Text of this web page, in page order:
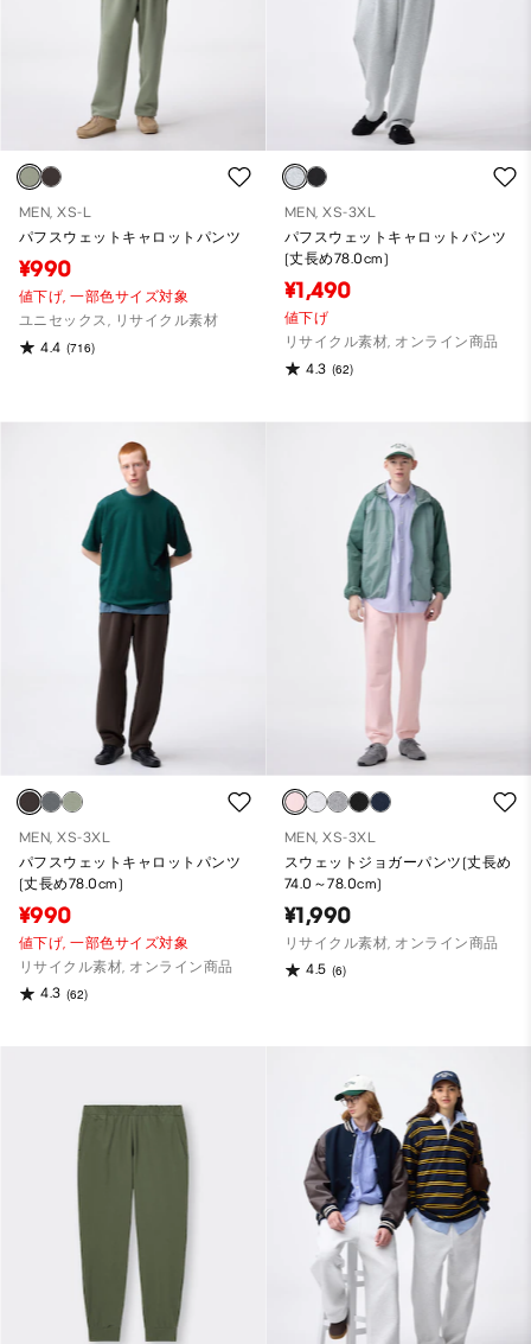
MEN, XS-L
パフスウェットキャロットパンツ
¥990
値下げ,一部色サイズ対象
ユニセックス, リサイクル素材
4.4 (716)
MEN, XS-3XL
パフスウェットキャロットパンツ
(丈長め78.0cm)
¥1,490
値下げ
リサイクル素材, オンライン商品
4.3 (62)
MEN, XS-3XL
パフスウェットキャロットパンツ
(丈長め78.0cm)
¥990
値下げ,一部色サイズ対象
リサイクル素材, オンライン商品
4.3 (62)
MEN, XS-3XL
スウェットジョガーパンツ(丈長め
74.0～78.0cm)
¥1,990
リサイクル素材, オンライン商品
4.5 (6)